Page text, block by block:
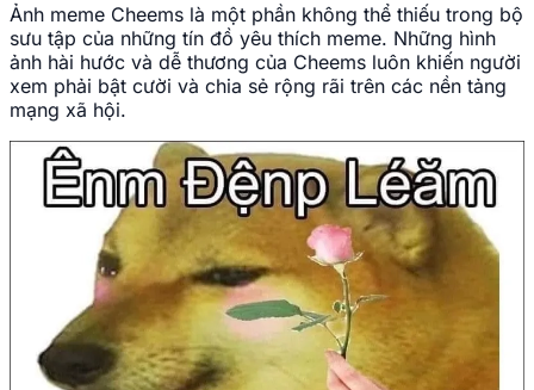
Ảnh meme Cheems là một phần không thể thiếu trong bộ
sưu tập của những tín đồ yêu thích meme. Những hình
ảnh hài hước và dễ thương của Cheems luôn khiến người
xem phải bật cười và chia sẻ rộng rãi trên các nền tảng
mạng xã hội.